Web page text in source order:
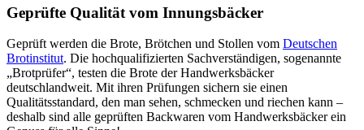
Geprüfte Qualität vom Innungsbäcker
Geprüft werden die Brote, Brötchen und Stollen vom Deutschen
Brotinstitut. Die hochqualifizierten Sachverständigen, sogenannte
„Brotprüfer“, testen die Brote der Handwerksbäcker
deutschlandweit. Mit ihren Prüfungen sichern sie einen
Qualitätsstandard, den man sehen, schmecken und riechen kann –
deshalb sind alle geprüften Backwaren vom Handwerksbäcker ein